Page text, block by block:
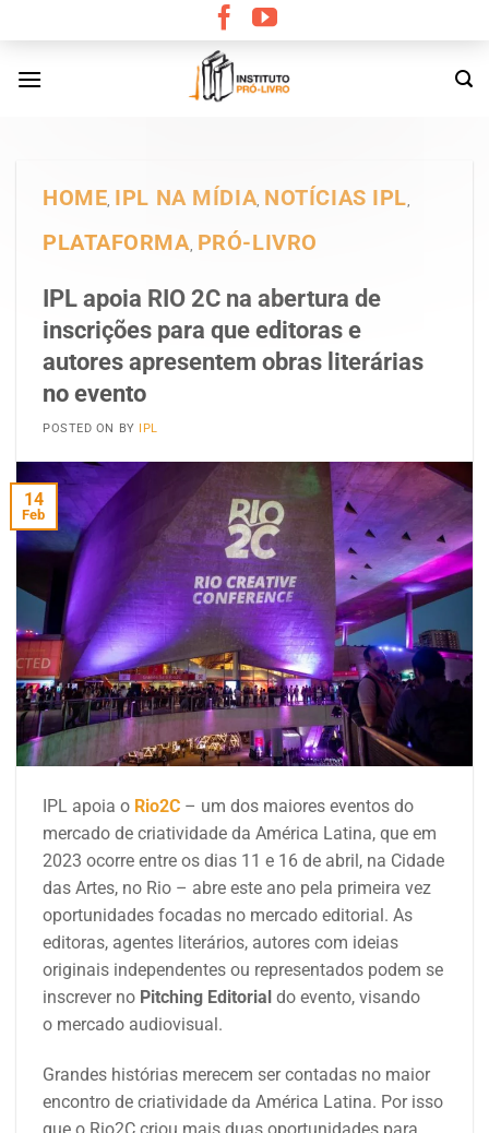
content
HOME, IPL NA MÍDIA, NOTÍCIAS IPL,
PLATAFORMA, PRÓ-LIVRO
IPL apoia RIO 2C na abertura de
inscrições para que editoras e
autores apresentem obras literárias
no evento
POSTED ON BY IPL
14
Feb
IPL apoia o Rio2C – um dos maiores eventos do
mercado de criatividade da América Latina, que em
2023 ocorre entre os dias 11 e 16 de abril, na Cidade
das Artes, no Rio – abre este ano pela primeira vez
oportunidades focadas no mercado editorial. As
editoras, agentes literários, autores com ideias
originais independentes ou representados podem se
inscrever no Pitching Editorial do evento, visando
o mercado audiovisual.
Grandes histórias merecem ser contadas no maior
encontro de criatividade da América Latina. Por isso
que o Rio2C criou mais duas oportunidades para